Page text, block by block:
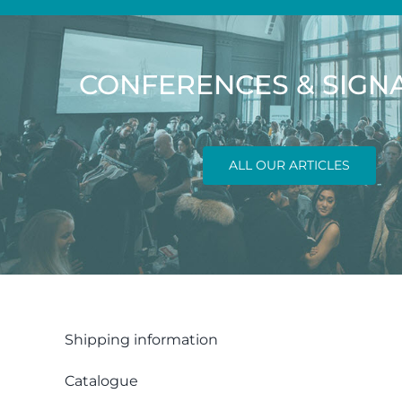
CONFERENCES &
ALL OUR ARTICLES
Shipping information
Catalogue